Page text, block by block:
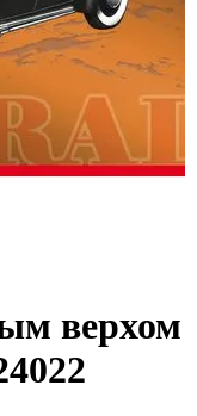
верхом